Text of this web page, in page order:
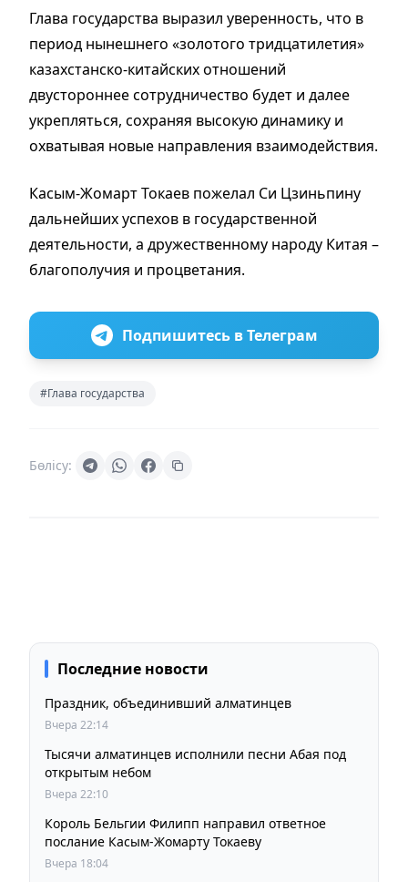
Глава государства выразил уверенность, что в
период нынешнего «золотого тридцатилетия»
казахстанско-китайских отношений
двустороннее сотрудничество будет и далее
укрепляться, сохраняя высокую динамику и
охватывая новые направления взаимодействия.
Касым-Жомарт Токаев пожелал Си Цзиньпину
дальнейших успехов в государственной
деятельности, а дружественному народу Китая –
благополучия и процветания.
Подпишитесь в Телеграм
#Глава государства
Бөлісу:
Последние новости
Праздник, объединивший алматинцев
Вчера 22:14
Тысячи алматинцев исполнили песни Абая под
открытым небом
Вчера 22:10
Король Бельгии Филипп направил ответное
послание Касым-Жомарту Токаеву
Вчера 18:04